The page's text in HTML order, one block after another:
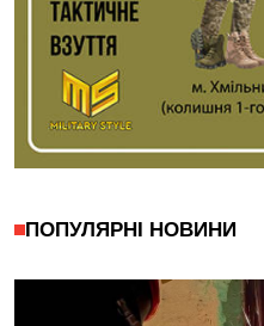
ПОПУЛЯРНІ НОВИНИ